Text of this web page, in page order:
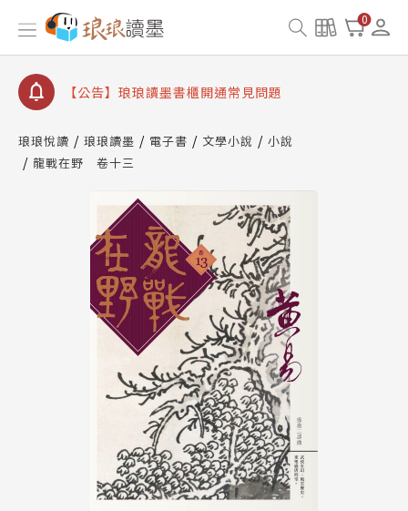
0
查詢
【公告】琅琅讀墨數位閱讀資產合併與書櫃開通申請
【公告】琅琅讀墨 3 分鐘完成書櫃開通與資產合併申
【公告】琅琅書店服務升級重要說明及資產合併結果
查詢
琅琅悅讀 琅琅讀墨 電子書 文學小說
小說
龍戰在野 卷十三